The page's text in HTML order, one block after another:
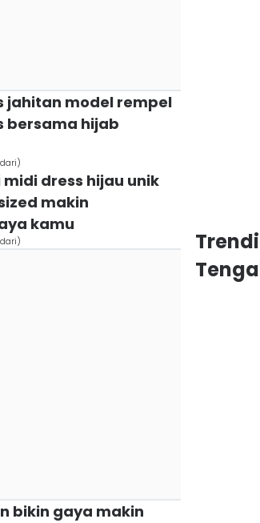
jahitan model rempel
bersama hijab
dress hijau unik
makin
kamu
bikin gaya makin